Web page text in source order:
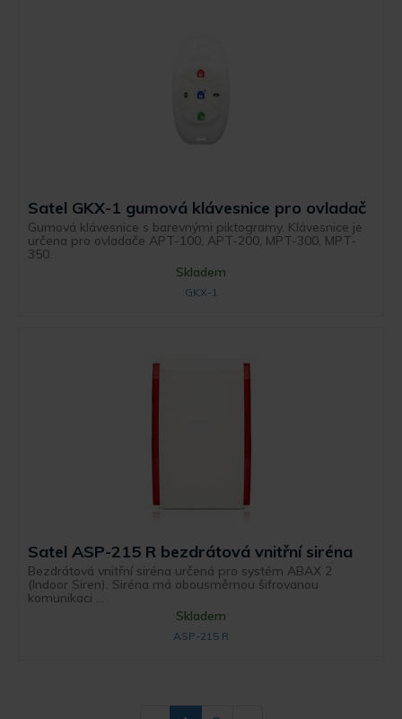
Satel GKX-1 gumová klávesnice pro ovladač
Gumová klávesnice s barevnými piktogramy. Klávesnice je
určena pro ovladače APT-100, APT-200, MPT-300, MPT-
350.
Skladem
GKX-1
Satel ASP-215 R bezdrátová vnitřní siréna
Bezdrátová vnitřní siréna určená pro systém ABAX 2
(Indoor Siren). Siréna má obousměrnou šifrovanou
komunikaci ...
Skladem
ASP-215 R